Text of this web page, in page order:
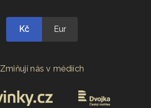
Kč Eur
Zmiňují nás v médiích